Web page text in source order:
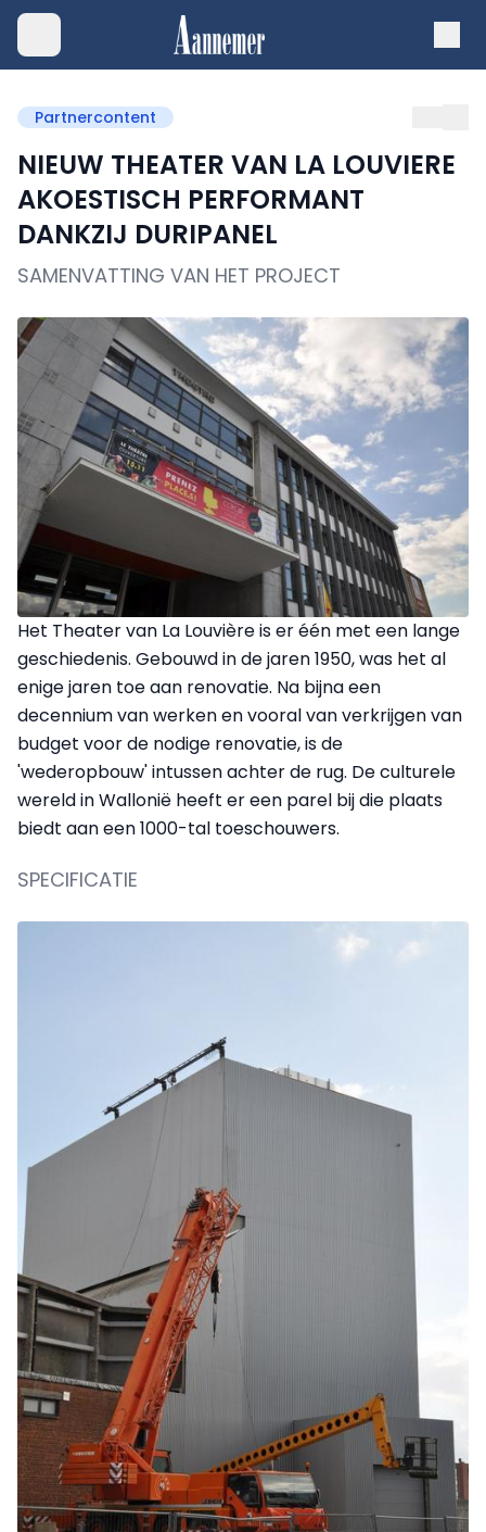
Partnercontent
NIEUW THEATER VAN LA LOUVIERE
AKOESTISCH PERFORMANT
DANKZIJ DURIPANEL
SAMENVATTING VAN HET PROJECT
Het Theater van La Louvière is er één met een lange
geschiedenis. Gebouwd in de jaren 1950, was het al
enige jaren toe aan renovatie. Na bijna een
decennium van werken en vooral van verkrijgen van
budget voor de nodige renovatie, is de
'wederopbouw' intussen achter de rug. De culturele
wereld in Wallonië heeft er een parel bij die plaats
biedt aan een 1000-tal toeschouwers.
SPECIFICATIE